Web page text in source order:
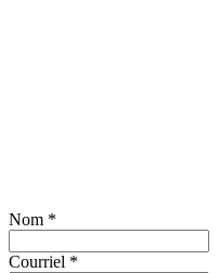
Nom *
Courriel *